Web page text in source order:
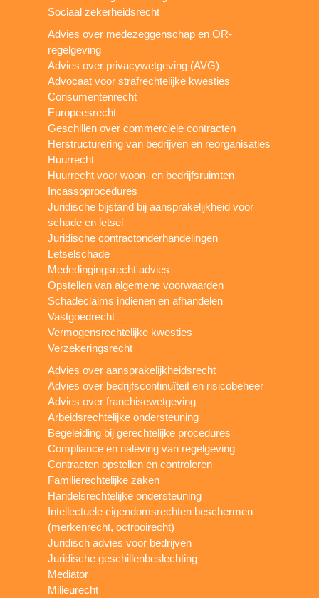
Sociaal zekerheidsrecht
Advies over medezeggenschap en OR-
regelgeving
Advies over privacywetgeving (AVG)
Advocaat voor strafrechtelijke kwesties
Consumentenrecht
Europeesrecht
Geschillen over commerciële contracten
Herstructurering van bedrijven en reorganisaties
Huurrecht
Huurrecht voor woon- en bedrijfsruimten
Incassoprocedures
Juridische bijstand bij aansprakelijkheid voor
schade en letsel
Juridische contractonderhandelingen
Letselschade
Mededingingsrecht advies
Opstellen van algemene voorwaarden
Schadeclaims indienen en afhandelen
Vastgoedrecht
Vermogensrechtelijke kwesties
Verzekeringsrecht
Advies over aansprakelijkheidsrecht
Advies over bedrijfscontinuïteit en risicobeheer
Advies over franchisewetgeving
Arbeidsrechtelijke ondersteuning
Begeleiding bij gerechtelijke procedures
Compliance en naleving van regelgeving
Contracten opstellen en controleren
Familierechtelijke zaken
Handelsrechtelijke ondersteuning
Intellectuele eigendomsrechten beschermen
(merkenrecht, octrooirecht)
Juridisch advies voor bedrijven
Juridische geschillenbeslechting
Mediator
Milieurecht